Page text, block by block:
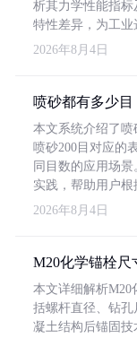
析其力学性能指
特性差异，为工业
2026年8月4日
喷砂都有多少目
本文系统介绍了
喷砂200目对应的
同目数的应用场
实践，帮助用户根
2026年8月4日
M20化学锚栓尺
本文详细解析M20
括螺杆直径、钻
凝土结构后锚固技